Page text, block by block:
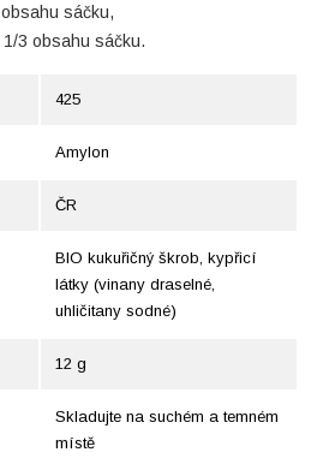
sáčku,
3 obsahu sáčku.
425
Amylon
ČR
BIO kukuřičný škrob, kypřicí
látky (vinany draselné,
uhličitany sodné)
12 g
Skladujte na suchém a temném
místě